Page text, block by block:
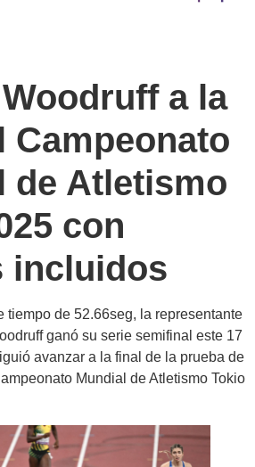
a la
Campeonato
de Atletismo
con
incluidos
tiempo de 52.66seg, la representante
ganó su serie semifinal este 17
avanzar a la final de la prueba de
Mundial de Atletismo Tokio